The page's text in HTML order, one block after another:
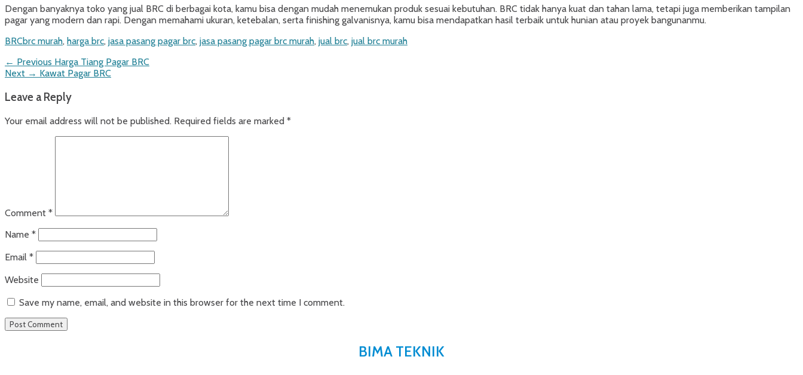
Dengan banyaknya toko yang jual BRC di berbagai kota, kamu bisa dengan mudah menemukan produk sesuai kebutuhan. BRC tidak hanya kuat dan tahan lama, tetapi juga memberikan tampilan
pagar yang modern dan rapi. Dengan memahami ukuran, ketebalan, serta finishing galvanisnya, kamu bisa mendapatkan hasil terbaik untuk hunian atau proyek bangunanmu.
Categories
BRCTags
brc murah, harga brc, jasa pasang pagar brc, jasa pasang pagar brc murah, jual brc, jual brc murah
Post
navigation
← Previous Previous
post:
Harga Tiang Pagar BRC
Next → Next
Kawat Pagar BRC
Leave a Reply
Your email address will not be published. Required fields are marked *
Comment *
Name *
Email *
Website
Save my name, email, and website in this browser for the next time I comment.
BIMA TEKNIK